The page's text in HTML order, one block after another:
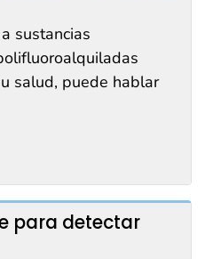
sustancias
salud, puede hablar
para detectar